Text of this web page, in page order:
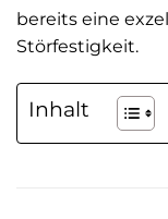
bereits eine
Störfestigkeit.
Inhalt